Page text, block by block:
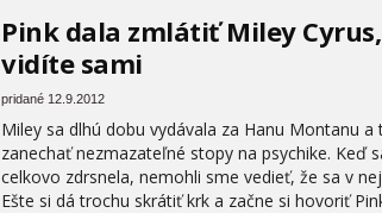
Pink dala zmlátiť Miley
vidíte sami
pridané 12.9.2012
Miley sa dlhú dobu vydávala za Hanu Montanu
zanechať nezmazateľné stopy na psychike. Keď
celkovo zdrsnela, nemohli sme vedieť, že sa v
Ešte si dá trochu skrátiť krk a začne si hovoriť